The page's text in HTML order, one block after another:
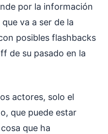
por la información
va a ser de la
posibles flashbacks
de su pasado en la
actores, solo el
que puede estar
que ha